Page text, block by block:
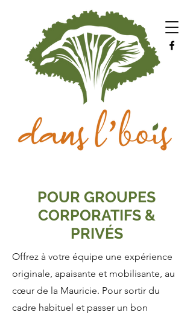
POUR GROUPES
CORPORATIFS &
PRIVÉS
Offrez à votre équipe une expérience
originale, apaisante et mobilisante, au
cœur de la Mauricie. Pour sortir du
cadre habituel et passer un bon